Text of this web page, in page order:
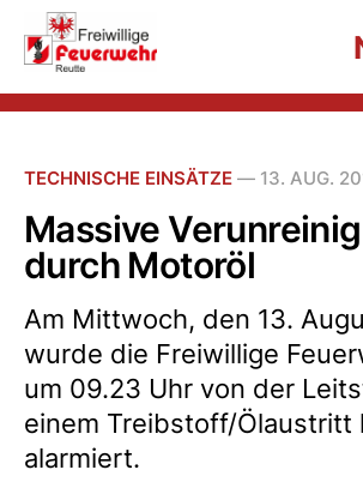
TECHNISCHE EINSÄTZE — 13. AUG.
Massive
durch Motoröl
Am Mittwoch, den 13.
wurde die Freiwillige
um 09.23 Uhr von der
einem Treibstoff/Ölaustritt
alarmiert.